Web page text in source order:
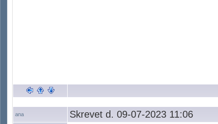
ana Skrevet d. 09-07-2023 11:06